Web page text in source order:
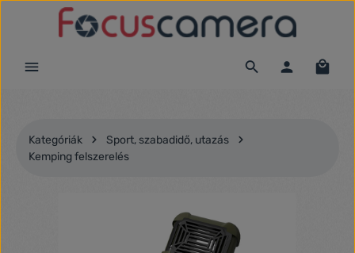
Ugrás a fő tartalomra
Kategóriák
Sport, szabadidő, utazás
Kemping felszerelés